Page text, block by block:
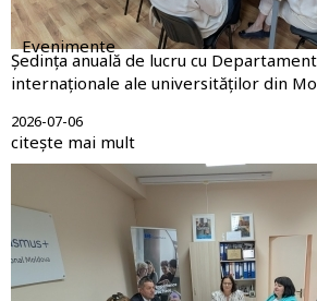
Evenimente
Ședința anuală de lucru cu
internaționale ale universităților din
2026-07-06
citește mai mult